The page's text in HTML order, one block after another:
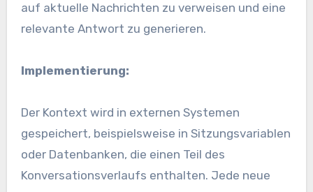
auf aktuelle Nachrichten zu verweisen und eine
relevante Antwort zu generieren.
Implementierung:
Der Kontext wird in externen Systemen
gespeichert, beispielsweise in Sitzungsvariablen
oder Datenbanken, die einen Teil des
Konversationsverlaufs enthalten. Jede neue